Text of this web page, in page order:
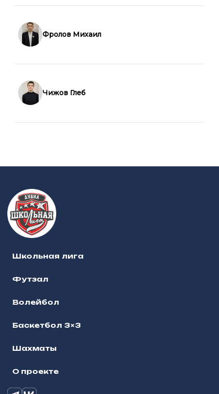
Фролов Михаил
Чижов Глеб
Школьная лига
Футзал
Волейбол
Баскетбол 3×3
Шахматы
О проекте